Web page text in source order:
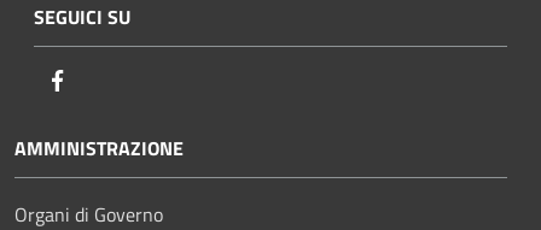
SEGUICI SU
AMMINISTRAZIONE
Organi di Governo